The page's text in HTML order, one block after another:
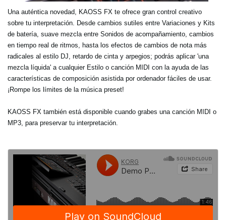
Una auténtica novedad, KAOSS FX te ofrece gran control creativo
sobre tu interpretación. Desde cambios sutiles entre Variaciones y Kits
de batería, suave mezcla entre Sonidos de acompañamiento, cambios
en tiempo real de ritmos, hasta los efectos de cambios de nota más
radicales al estilo DJ, retardo de cinta y arpegios; podrás aplicar 'una
mezcla líquida' a cualquier Estilo o canción MIDI con la ayuda de las
características de composición asistida por ordenador fáciles de usar.
¡Rompe los límites de la música preset!
KAOSS FX también está disponible cuando grabes una canción MIDI o
MP3, para preservar tu interpretación.